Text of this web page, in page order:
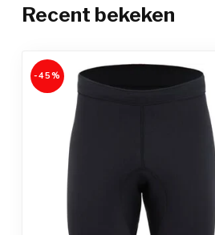
Recent bekeken
-45%